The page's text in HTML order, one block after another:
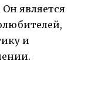
является
и